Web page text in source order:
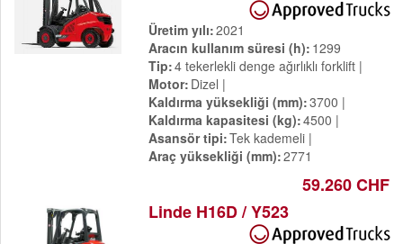
Üretim yılı 2021
Aracın kullanım süresi (h) 1299
Tip 4 tekerlekli denge ağırlıklı forklift
Motor Dizel
Kaldırma yüksekliği (mm) 3700
Kaldırma kapasitesi (kg) 4500
Asansör tipi Tek kademeli
Araç yüksekliği (mm) 2771
59.260 CHF
Linde H16D / Y523